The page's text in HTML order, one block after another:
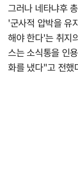
그러나 네타냐후
'군사적 압박을 유
해야 한다'는 취지
스는 소식통을 인
화를 냈다"고 전했